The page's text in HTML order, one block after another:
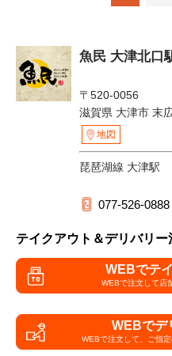
魚民 大津北口
〒520-0056
滋賀県 大津市 末
地図
琵琶湖線 大津駅
077-526-0888
テイクアウト＆デリバリー
WEBでテ
WEBで注文して店
WEBでデ
WEBで注文して、 ご指